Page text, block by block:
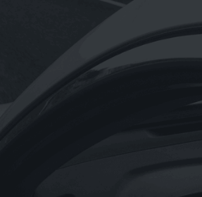
motor
地利原裝進
亮白去污膏
Cleaner